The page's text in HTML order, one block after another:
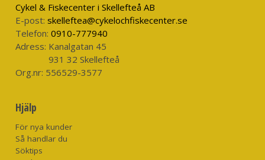
Cykel & Fiskecenter i Skellefteå AB
E-post: skelleftea@cykelochfiskecenter.se
Telefon: 0910-777940
Adress: Kanalgatan 45
931 32 Skellefteå
Org.nr: 556529-3577
Hjälp
För nya kunder
Så handlar du
Söktips